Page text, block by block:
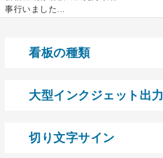
事行いました...
看板の種類
大型インクジェット出力
切り文字サイン